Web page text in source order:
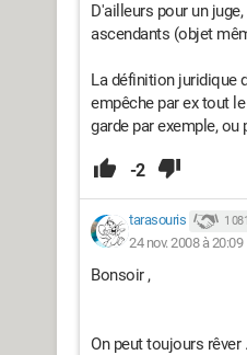
D'ailleurs pour un
ascendants (objet
La définition juridique
empêche par ex tout
garde par exemple,
-2
tarasouris 1 081
24 nov. 2008 à 20:09
Bonsoir ,
On peut toujours rêver